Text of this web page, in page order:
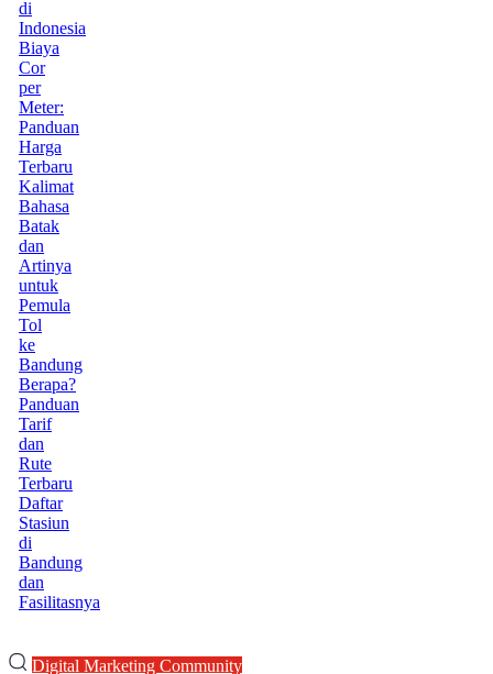
di
Indonesia
Biaya
Cor
per
Meter:
Panduan
Harga
Terbaru
Kalimat
Bahasa
Batak
dan
Artinya
untuk
Pemula
Tol
ke
Bandung
Berapa?
Panduan
Tarif
dan
Rute
Terbaru
Daftar
Stasiun
di
Bandung
dan
Fasilitasnya
Digital Marketing Community